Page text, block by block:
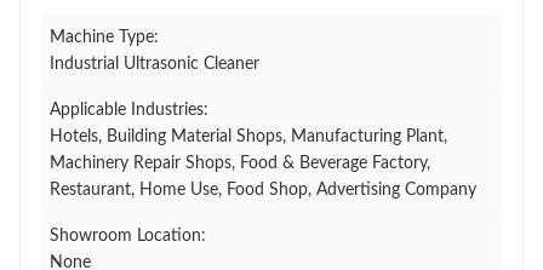
Machine Type:
Industrial Ultrasonic Cleaner
Applicable Industries:
Hotels, Building Material Shops, Manufacturing Plant,
Machinery Repair Shops, Food & Beverage Factory,
Restaurant, Home Use, Food Shop, Advertising Company
Showroom Location:
None